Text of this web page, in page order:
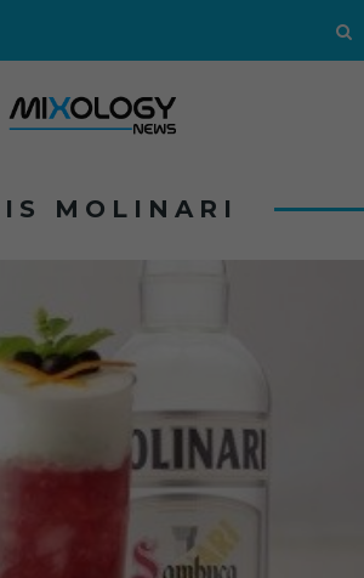
MOLINARI